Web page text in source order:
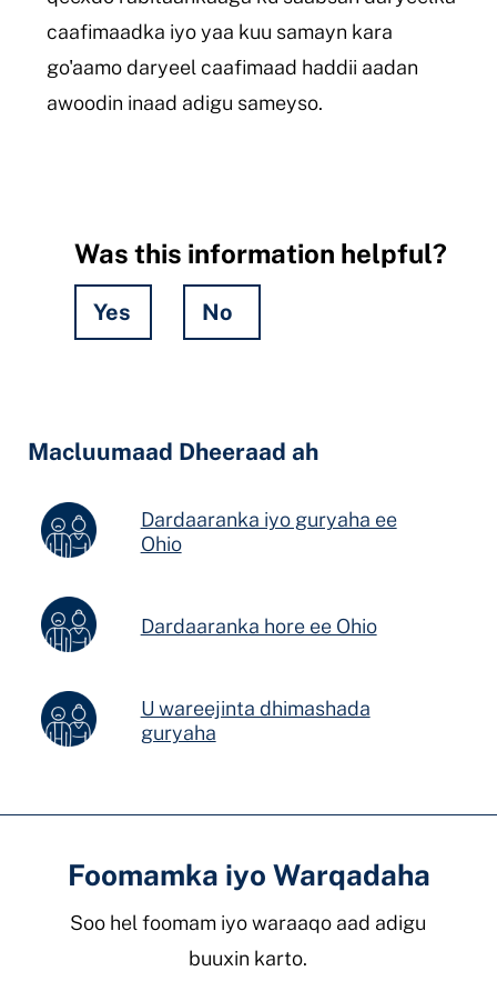
caafimaadka iyo yaa kuu samayn kara
go'aamo daryeel caafimaad haddii aadan
awoodin inaad adigu sameyso.
Was this information helpful?
Yes No
Macluumaad Dheeraad ah
Dardaaranka iyo guryaha ee
Ohio
Dardaaranka hore ee Ohio
U wareejinta dhimashada
guryaha
Foomamka iyo Warqadaha
Soo hel foomam iyo waraaqo aad adigu
buuxin karto.